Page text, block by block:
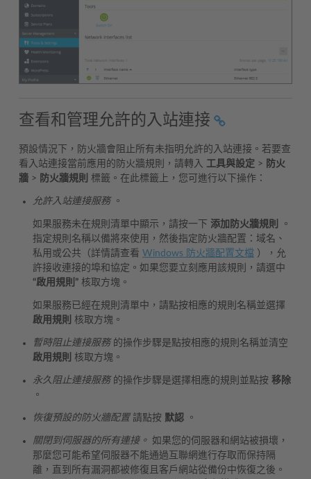
查看和管理允許的入站連接
預設情況下，防火牆會阻止所有未指明允許的入站連接。若要查
看入站連接當前應用的防火牆規則，請轉入 工具與設定 > 防火
牆 > 防火牆規則 標籤。在此標籤上，您可進行以下操作：
允許入站連接服務。
如果服務未在規則清單中顯示，請按一下 添加防火牆規則
。
指定規則名稱以備將來使用，然後指定防火牆配置：域名、
私用或公共（詳情請查看 Windows 防火牆配置文檔 ），允
許接收連接的埠和協定。如果您要立刻應用該規則，請選中
“啟用規則” 核取方塊。
如果服務已經在規則清單中，請點按相應的規則名稱並選擇
啟用規則 核取方塊。
暫時阻止連接服務的操作步驟是點按相應的規則名稱並清空
啟用規則 核取方塊。
永久阻止連接服務的操作步驟是選擇相應的規則並點按 移除
。
恢復預設的防火牆配置請點按 默認 。
關閉到伺服器的所有連接。 如果您的伺服器和網站被損壞，
那麼您可能希望伺服器不能通過互聯網進行存取而保持隔
離，直到所有漏洞都被修復且客戶網站從備份中恢復之後。